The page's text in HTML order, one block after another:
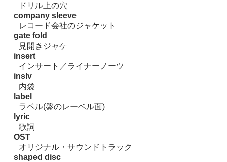
ドリル上の穴
company sleeve
レコード会社のジャケット
gate fold
見開きジャケ
insert
インサート／ライナーノーツ
inslv
内袋
label
ラベル(盤のレーベル面)
lyric
歌詞
OST
オリジナル・サウンドトラック
shaped disc